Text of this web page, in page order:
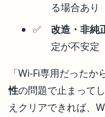
る場合あり
改造・非純
定が不安定
「Wi-Fi専用だったか
性の問題で止まって
えクリアできれば、